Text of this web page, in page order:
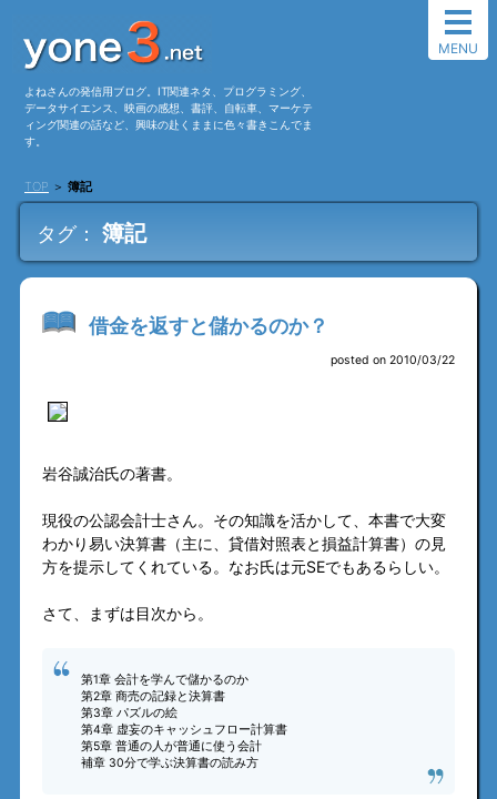
よねさんの発信用ブログ。IT関連ネタ、プログラミング、
データサイエンス、映画の感想、書評、自転車、マーケテ
ィング関連の話など、興味の赴くままに色々書きこんでま
す。
TOP ＞ 簿記
MENU
タグ： 簿記
借金を返すと儲かるのか？
posted on 2010/03/22
岩谷誠治氏の著書。
現役の公認会計士さん。その知識を活かして、本書で大変
わかり易い決算書（主に、貸借対照表と損益計算書）の見
方を提示してくれている。なお氏は元SEでもあるらしい。
さて、まずは目次から。
第1章 会計を学んで儲かるのか
第2章 商売の記録と決算書
第3章 パズルの絵
第4章 虚妄のキャッシュフロー計算書
第5章 普通の人が普通に使う会計
補章 30分で学ぶ決算書の読み方